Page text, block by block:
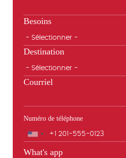
Besoins
Destination
Courriel
Numéro de téléphone
Téléphone
What's app